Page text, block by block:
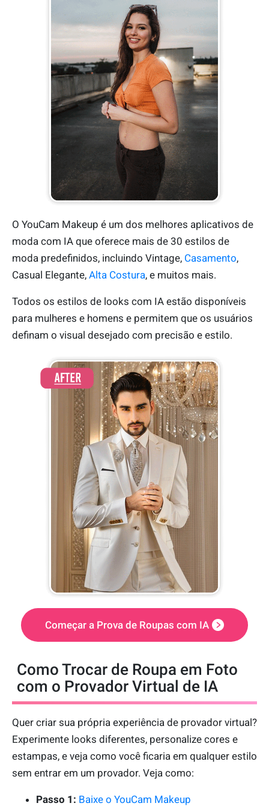
O YouCam Makeup é um dos melhores aplicativos de
moda com IA que oferece mais de 30 estilos de
moda predefinidos, incluindo Vintage, Casamento,
Casual Elegante, Alta Costura, e muitos mais.
Todos os estilos de looks com IA estão disponíveis
para mulheres e homens e permitem que os usuários
definam o visual desejado com precisão e estilo.
Começar a Prova de Roupas com IA
Como Trocar de Roupa em Foto
com o Provador Virtual de IA
Quer criar sua própria experiência de provador virtual?
Experimente looks diferentes, personalize cores e
estampas, e veja como você ficaria em qualquer estilo
sem entrar em um provador. Veja como:
Passo 1: Baixe o YouCam Makeup